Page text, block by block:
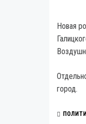
Новая
город.